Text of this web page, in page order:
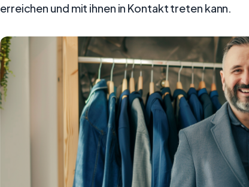
erreichen und mit ihnen in Kontakt treten kann.